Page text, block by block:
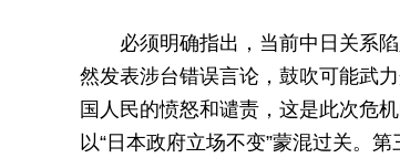
必须明确指出，当前中日关系
然发表涉台错误言论，鼓吹可能武
国人民的愤怒和谴责，这是此次危
以“日本政府立场不变”蒙混过关。